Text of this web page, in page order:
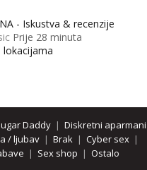
- Iskustva & recenzije
Prije 28 minuta
lokacijama
Daddy| Diskretni aparmani
/ ljubav | Brak | Cyber sex |
| Sex shop | Ostalo